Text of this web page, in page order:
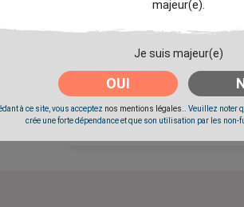
majeur(e).
Je suis majeur(e)
OUI
à ce site, vous acceptez nos mentions légales.
. Veuillez noter
crée une forte dépendance et que son utilisation par les non-
Commande passée avant 14h
Livré à partir du Mardi 11